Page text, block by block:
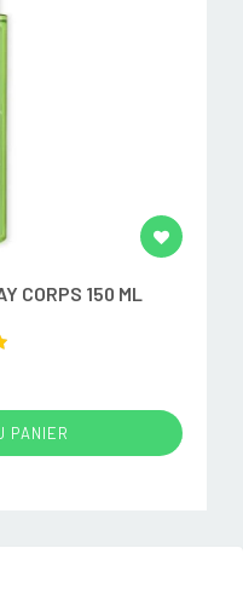
CORPS 150 ML
PANIER